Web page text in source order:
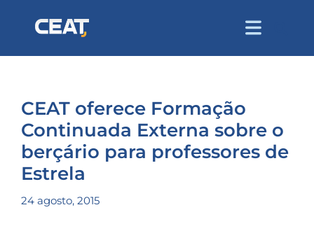
CEAT oferece Formação
Continuada Externa sobre o
berçário para professores de
Estrela
24 agosto, 2015